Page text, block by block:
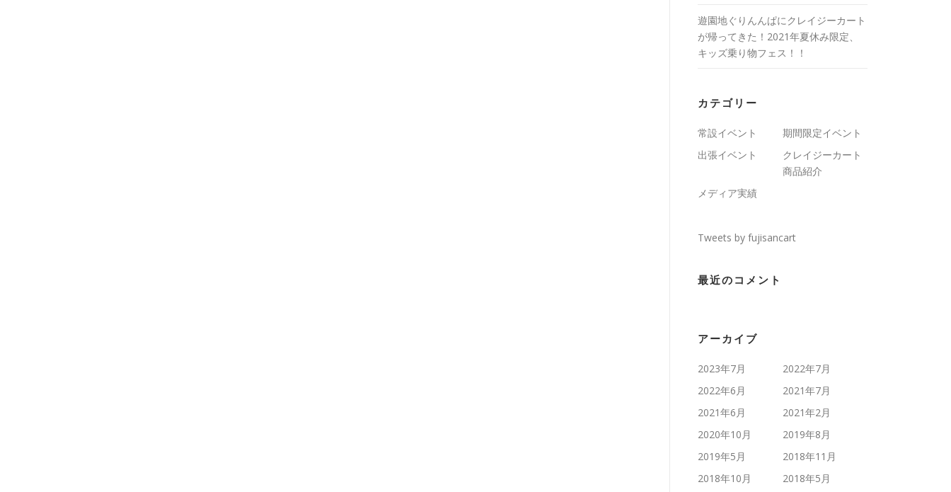
遊園地ぐりんんぱにクレイジーカート
が帰ってきた！2021年夏休み限定、
キッズ乗り物フェス！！
カテゴリー
常設イベント
期間限定イベント
出張イベント
クレイジーカート
商品紹介
メディア実績
Tweets by fujisancart
最近のコメント
アーカイブ
2023年7月
2022年7月
2022年6月
2021年7月
2021年6月
2021年2月
2020年10月
2019年8月
2019年5月
2018年11月
2018年10月
2018年5月